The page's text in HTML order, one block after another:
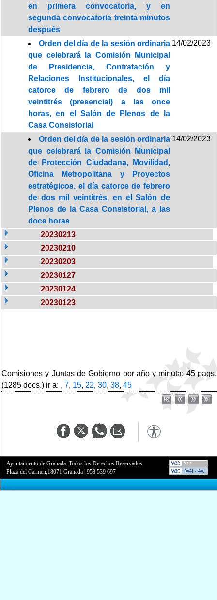
en primera convocatoria, y en
segunda convocatoria treinta minutos
después
Orden del día de la sesión ordinaria
que celebrará la Comisión Municipal
de Presidencia, Contratación y
Relaciones Institucionales, el día
catorce de febrero de dos mil
veintitrés (presencial) a las once
horas, en el Salón de Plenos de la
Casa Consistorial
14/02/2023
Orden del día de la sesión ordinaria
que celebrará la Comisión Municipal
de Protección Ciudadana, Movilidad,
Oficina Metropolitana y Proyectos
estratégicos, el día catorce de febrero
de dos mil veintitrés, en el Salón de
Plenos de la Casa Consistorial, a las
doce horas
14/02/2023
20230213
20230210
20230203
20230127
20230124
20230123
Comisiones y Juntas de Gobierno por año y minuta: 45 pags.
(1285 docs.) ir a: , 7, 15, 22, 30, 38, 45
Ayuntamiento de Granada. Todos los Derechos Reservados.
Plaza del Carmen,18071 Granada |958 539 697